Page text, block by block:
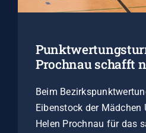
Prochnau schafft
Beim
Eibenstock der Mädchen
Helen Prochnau für das